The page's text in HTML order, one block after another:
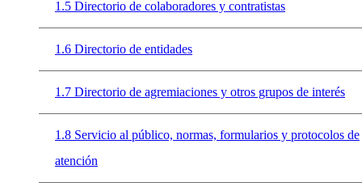
1.5 Directorio de colaboradores y contratistas
1.6 Directorio de entidades
1.7 Directorio de agremiaciones y otros grupos de interés
1.8 Servicio al público, normas, formularios y protocolos de
atención